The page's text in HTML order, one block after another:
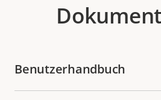
Benutzerhandbuch